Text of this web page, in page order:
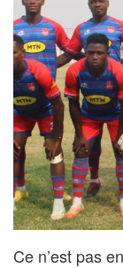
Ce n’est pas